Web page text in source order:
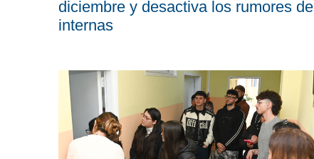
diciembre y desactiva los rumores de
internas